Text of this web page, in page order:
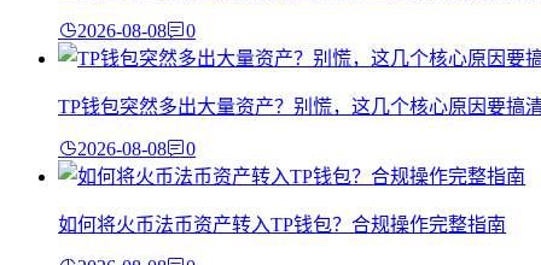
2026-08-08 0
TP钱包突然多出大量资产？别慌，这几个核心原因要搞
2026-08-08 0
如何将火币法币资产转入TP钱包？合规操作完整指南